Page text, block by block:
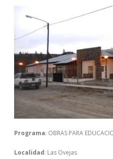
Programa: OBRAS PARA
Localidad: Las Ovejas